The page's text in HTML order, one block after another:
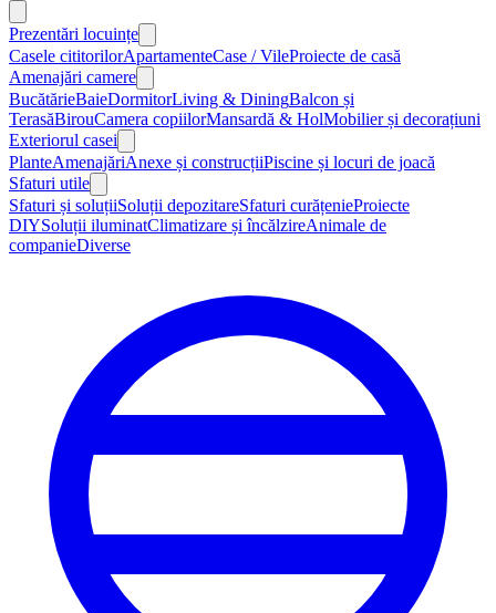
Prezentări locuințe
Casele cititorilorApartamenteCase / VileProiecte de casă
Amenajări camere
BucătărieBaieDormitorLiving & DiningBalcon și
TerasăBirouCamera copiilorMansardă & HolMobilier și decorațiuni
Exteriorul casei
PlanteAmenajăriAnexe și construcțiiPiscine și locuri de joacă
Sfaturi utile
Sfaturi și soluțiiSoluții depozitareSfaturi curățenieProiecte
DIYSoluții iluminatClimatizare și încălzireAnimale de
companieDiverse